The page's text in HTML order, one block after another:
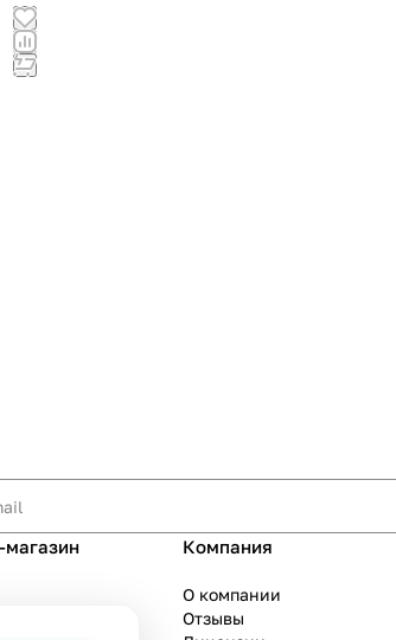
магазин Компания
О компании
Отзывы